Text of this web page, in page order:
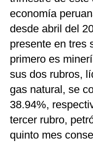
economía
desde abril del
presente en tres
primero es
sus dos rubros,
gas natural, se
38.94%,
tercer rubro,
quinto mes